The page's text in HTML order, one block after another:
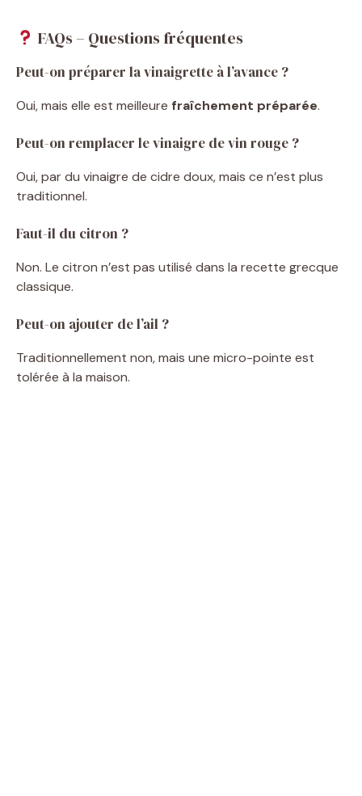
FAQs – Questions fréquentes
Peut-on préparer la vinaigrette à l’avance ?
Oui, mais elle est meilleure fraîchement préparée.
Peut-on remplacer le vinaigre de vin rouge ?
Oui, par du vinaigre de cidre doux, mais ce n’est plus
traditionnel.
Faut-il du citron ?
Non. Le citron n’est pas utilisé dans la recette grecque
classique.
Peut-on ajouter de l’ail ?
Traditionnellement non, mais une micro-pointe est
tolérée à la maison.